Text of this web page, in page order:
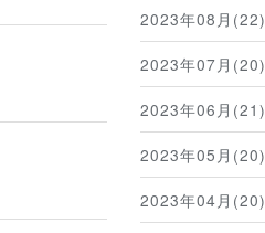
2023年08月(22)
2023年07月(20)
2023年06月(21)
2023年05月(20)
2023年04月(20)